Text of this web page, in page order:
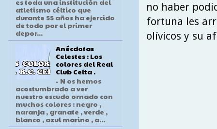
no haber
fortuna les
olívicos y su
atletismo céltico que
durante 55 años ha ejercido
de todo por el primer
depor...
Anécdotas
Celestes : Los
colores del Real
Club Celta .
- N os hemos
acostumbrado a ver
nuestro escudo ornado con
muchos colores : negro ,
naranja , granate , verde ,
blanco , azul marino , a...